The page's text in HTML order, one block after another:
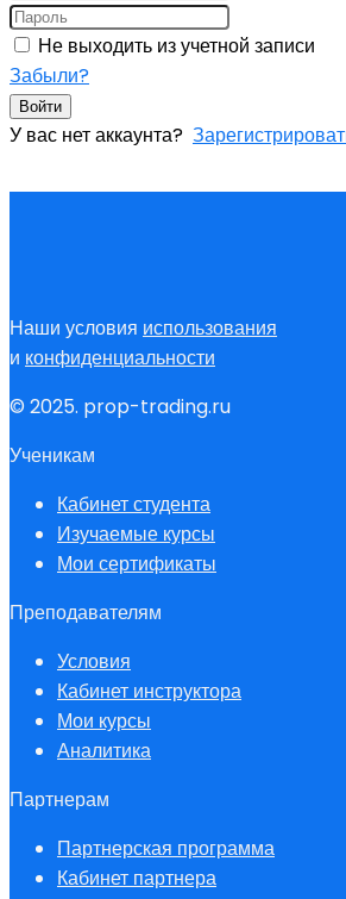
Не выходить из учетной записи
Забыли?
Войти
У вас нет аккаунта?
Наши условия использования
и конфиденциальности
© 2025. prop-trading.ru
Ученикам
Кабинет студента
Изучаемые курсы
Мои сертификаты
Преподавателям
Условия
Кабинет инструктора
Мои курсы
Аналитика
Партнерам
Партнерская программа
Кабинет партнера